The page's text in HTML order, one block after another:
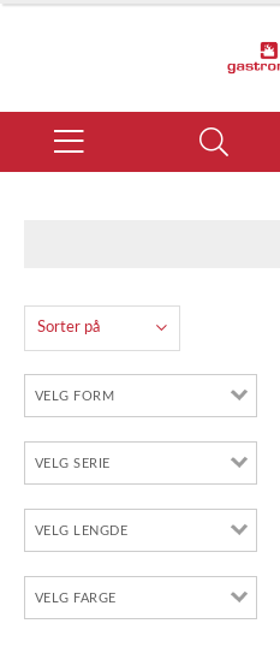
Sorter på